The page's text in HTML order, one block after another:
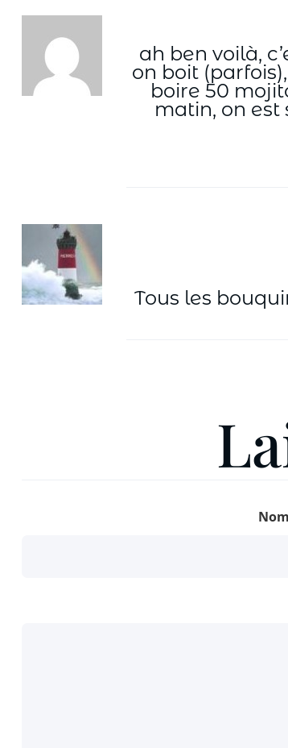
ah ben voilà,
on boit
boire 50
matin, on est
Tous les
Nom